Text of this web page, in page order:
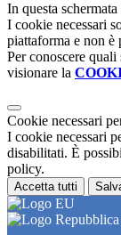
In questa
I cookie necessari
piattaforma e non è
Per conoscere
visionare la
Cookie necessari
I cookie necessari
disabilitati. È
policy.
Accetta tutti